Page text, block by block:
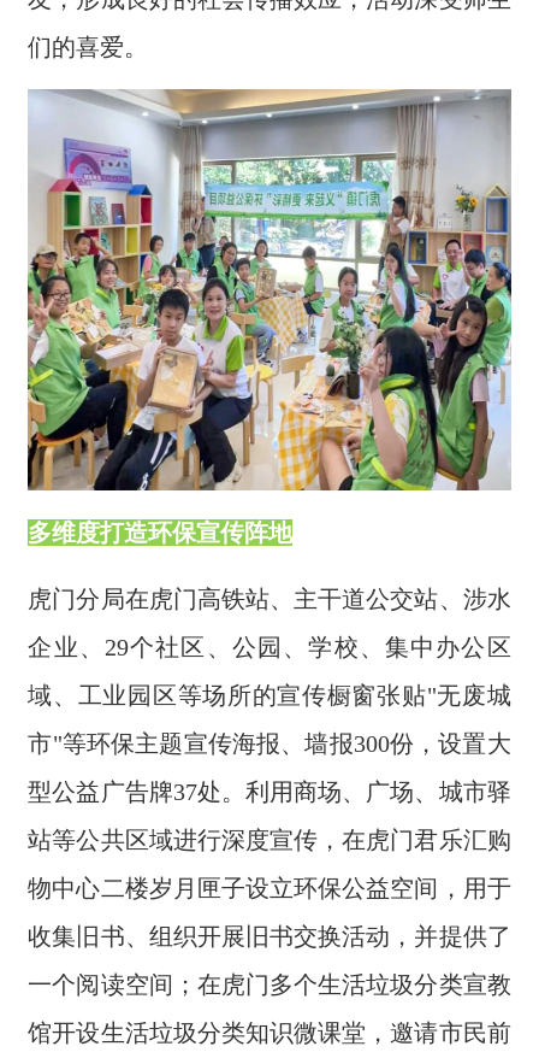
们的喜爱。
多维度打造环保宣传阵地
虎门分局在虎门高铁站、主干道公交站、涉水
企业、29个社区、公园、学校、集中办公区
域、工业园区等场所的宣传橱窗张贴"无废城
市"等环保主题宣传海报、墙报300份，设置大
型公益广告牌37处。利用商场、广场、城市驿
站等公共区域进行深度宣传，在虎门君乐汇购
物中心二楼岁月匣子设立环保公益空间，用于
收集旧书、组织开展旧书交换活动，并提供了
一个阅读空间；在虎门多个生活垃圾分类宣教
馆开设生活垃圾分类知识微课堂，邀请市民前